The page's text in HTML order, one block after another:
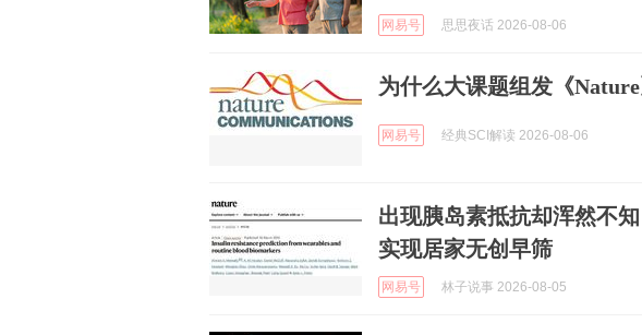
网易号 思思夜话 2026-08-06
为什么大课题组发《
网易号 经典SCI解读 2026-08-06
出现胰岛素抵抗却浑然不
实现居家无创早筛
网易号 林子说事 2026-08-05